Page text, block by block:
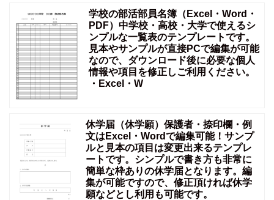
学校の部活部員名簿（Excel・Word・
PDF）中学校・高校・大学で使えるシ
ンプルな一覧表のテンプレートです。
見本やサンプルが直接PCで編集が可能
なので、ダウンロード後に必要な個人
情報や項目を修正しご利用ください。
・Excel・W
休学届（休学願）保護者・捺印欄・例
文はExcel・Wordで編集可能！サンプ
ルと見本の項目は変更出来るテンプレ
ートです。シンプルで書き方も非常に
簡単な枠ありの休学届となります。編
集が可能ですので、修正頂ければ休学
願などとし利用も可能です。